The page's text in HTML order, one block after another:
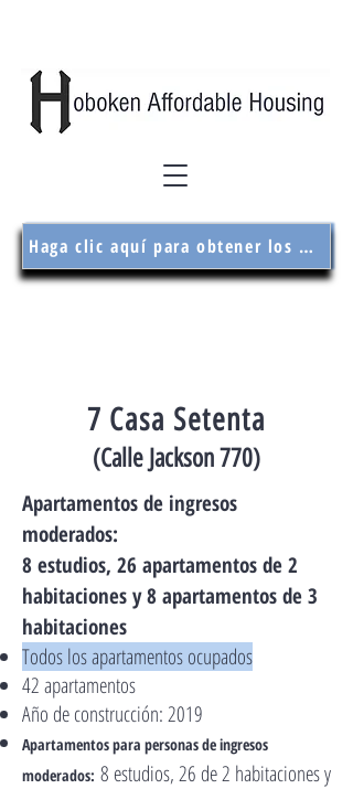
Haga clic aquí para obtener los formularios de solicitud
7 Casa Setenta
(Calle Jackson 770)
Apartamentos de ingresos
moderados:
8 estudios, 26 apartamentos de 2
habitaciones y 8 apartamentos de 3
habitaciones
Todos los apartamentos ocupados
42 apartamentos
Año de construcción: 2019
Apartamentos para personas de ingresos
moderados: 8 estudios, 26 de 2 habitaciones y